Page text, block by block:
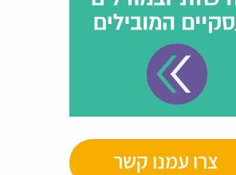
צרו עמנו קשר